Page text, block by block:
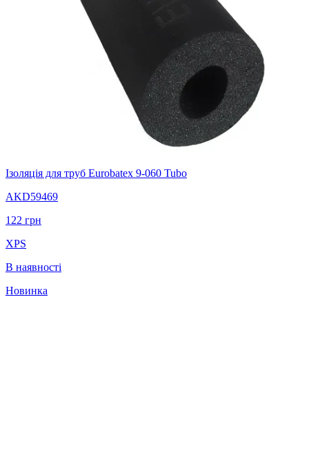
Ізоляція для труб Eurobatex 9-060 Tubo
AKD59469
122 грн
XPS
В наявності
Новинка